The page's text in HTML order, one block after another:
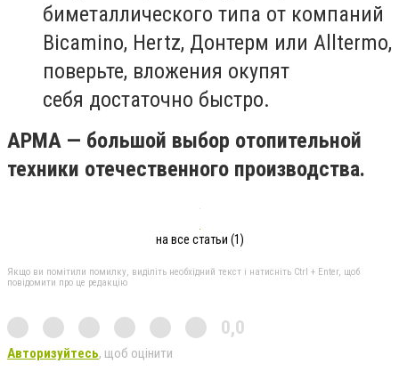
биметаллического типа от компаний
Bicamino, Hertz, Донтерм или Alltermo,
поверьте, вложения окупят
себя достаточно быстро.
АРМА — большой выбор отопительной
техники отечественного производства.
на все статьи (1)
Якщо ви помітили помилку, виділіть необхідний текст і натисніть Ctrl + Enter, щоб
повідомити про це редакцію
0,0
Авторизуйтесь, щоб оцінити